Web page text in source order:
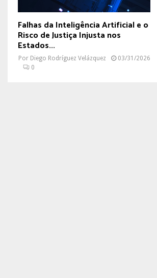
Falhas da Inteligência Artificial e o
Risco de Justiça Injusta nos
Estados...
Por Diego Rodríguez Velázquez
03/31/2026
0